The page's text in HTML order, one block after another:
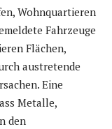
Wohnquartieren
Fahrzeuge
Flächen,
austretende
Eine
Metalle,
den